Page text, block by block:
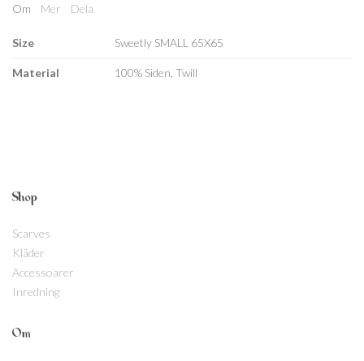
Om Mer Dela
Size Sweetly SMALL 65X65
Material 100% Siden, Twill
Shop
Scarves
Kläder
Accessoarer
Inredning
Om